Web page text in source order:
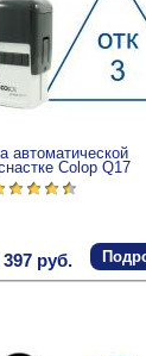
автоматической
Colop Q17
397 руб.